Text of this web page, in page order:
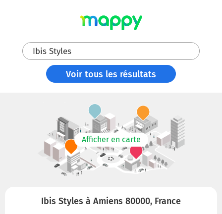
Ibis Styles
Voir tous les résultats
Afficher en carte
Ibis Styles à Amiens 80000, France